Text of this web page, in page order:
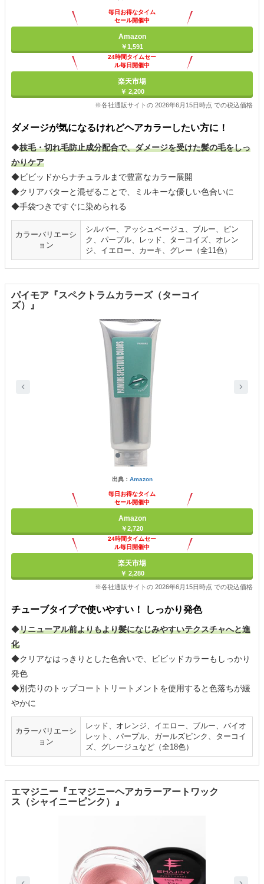
毎日お得なタイム
セール開催中
Amazon
￥1,591
24時間タイムセー
ル毎日開催中
楽天市場
￥ 2,200
※各社通販サイトの 2026年6月15日時点 での税込価格
ダメージが気になるけれどヘアカラーしたい方に！
◆枝毛・切れ毛防止成分配合で、ダメージを受けた髪の毛をしっ
かりケア
◆ビビッドからナチュラルまで豊富なカラー展開
◆クリアバターと混ぜることで、ミルキーな優しい色合いに
◆手袋つきですぐに染められる
カラーバリエーシ
ョン
シルバー、アッシュベージュ、ブルー、ピン
ク、パープル、レッド、ターコイズ、オレン
ジ、イエロー、カーキ、グレー（全11色）
パイモア『スペクトラムカラーズ（ターコイ
ズ）』
出典： Amazon
毎日お得なタイム
セール開催中
Amazon
￥2,720
24時間タイムセー
ル毎日開催中
楽天市場
￥ 2,280
※各社通販サイトの 2026年6月15日時点 での税込価格
チューブタイプで使いやすい！ しっかり発色
◆リニューアル前よりもより髪になじみやすいテクスチャへと進
化
◆クリアなはっきりとした色合いで、ビビッドカラーもしっかり
発色
◆別売りのトップコートトリートメントを使用すると色落ちが緩
やかに
カラーバリエーシ
ョン
レッド、オレンジ、イエロー、ブルー、バイオ
レット、パープル、ガールズピンク、ターコイ
ズ、グレージュなど（全18色）
エマジニー『エマジニーヘアカラーアートワック
ス（シャイニーピンク）』